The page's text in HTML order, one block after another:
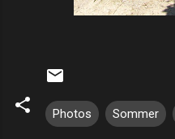
Photos Sommer